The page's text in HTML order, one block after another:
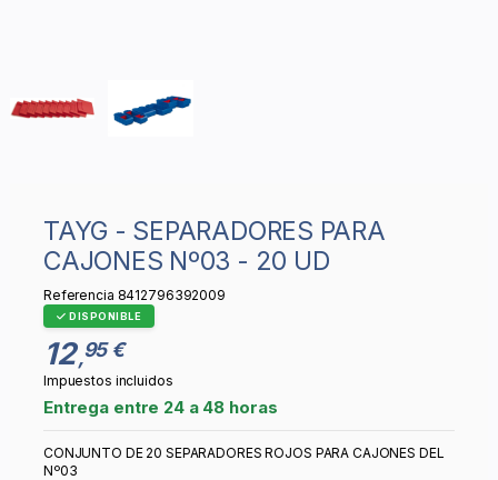
TAYG - SEPARADORES PARA
CAJONES Nº03 - 20 UD
Referencia 8412796392009
DISPONIBLE
12,95 €
Impuestos incluidos
Entrega entre 24 a 48 horas
CONJUNTO DE 20 SEPARADORES ROJOS PARA CAJONES DEL
Nº03